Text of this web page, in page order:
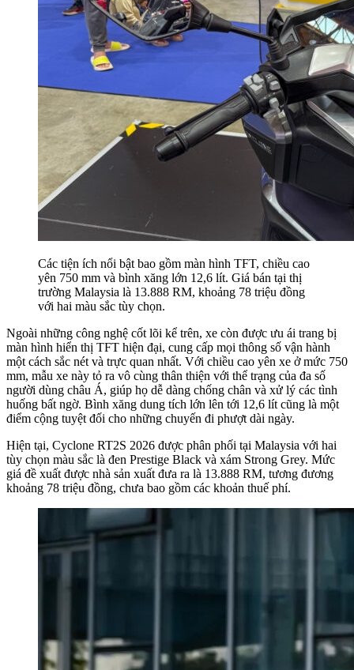
Các tiện ích nổi bật bao gồm màn hình TFT, chiều cao
yên 750 mm và bình xăng lớn 12,6 lít. Giá bán tại thị
trường Malaysia là 13.888 RM, khoảng 78 triệu đồng
với hai màu sắc tùy chọn.
Ngoài những công nghệ cốt lõi kể trên, xe còn được ưu ái trang bị
màn hình hiển thị TFT hiện đại, cung cấp mọi thông số vận hành
một cách sắc nét và trực quan nhất. Với chiều cao yên xe ở mức 750
mm, mẫu xe này tỏ ra vô cùng thân thiện với thể trạng của đa số
người dùng châu Á, giúp họ dễ dàng chống chân và xử lý các tình
huống bất ngờ. Bình xăng dung tích lớn lên tới 12,6 lít cũng là một
điểm cộng tuyệt đối cho những chuyến đi phượt dài ngày.
Hiện tại, Cyclone RT2S 2026 được phân phối tại Malaysia với hai
tùy chọn màu sắc là đen Prestige Black và xám Strong Grey. Mức
giá đề xuất được nhà sản xuất đưa ra là 13.888 RM, tương đương
khoảng 78 triệu đồng, chưa bao gồm các khoản thuế phí.